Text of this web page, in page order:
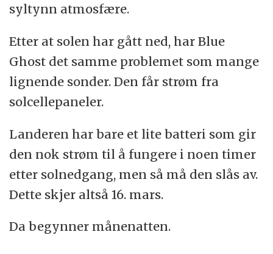
syltynn atmosfære.
Etter at solen har gått ned, har Blue
Ghost det samme problemet som mange
lignende sonder. Den får strøm fra
solcellepaneler.
Landeren har bare et lite batteri som gir
den nok strøm til å fungere i noen timer
etter solnedgang, men så må den slås av.
Dette skjer altså 16. mars.
Da begynner månenatten.